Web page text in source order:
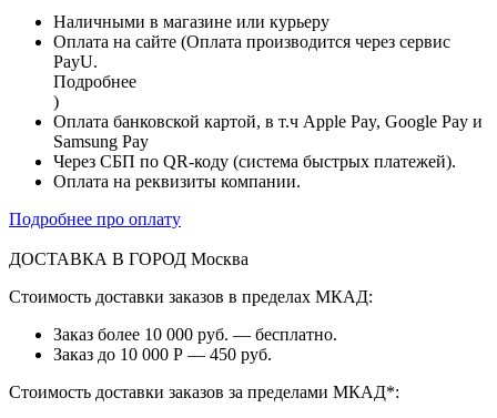
Наличными в магазине или курьеру
Оплата на сайте (Оплата производится через сервис
PayU.
Подробнее
)
Оплата банковской картой, в т.ч Apple Pay, Google Pay и
Samsung Pay
Через СБП по QR-коду (система быстрых платежей).
Оплата на реквизиты компании.
Подробнее про оплату
ДОСТАВКА В ГОРОД Москва
Стоимость доставки заказов в пределах МКАД:
Заказ более 10 000 руб. — бесплатно.
Заказ до 10 000 Р — 450 руб.
Стоимость доставки заказов за пределами МКАД*: